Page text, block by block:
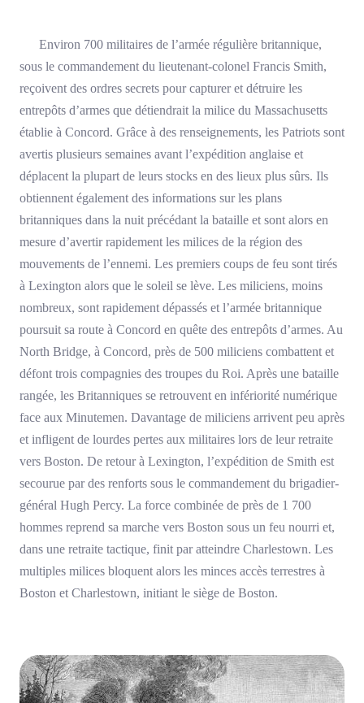
Environ 700 militaires de l’armée régulière britannique,
sous le commandement du lieutenant-colonel Francis Smith,
reçoivent des ordres secrets pour capturer et détruire les
entrepôts d’armes que détiendrait la milice du Massachusetts
établie à Concord. Grâce à des renseignements, les Patriots sont
avertis plusieurs semaines avant l’expédition anglaise et
déplacent la plupart de leurs stocks en des lieux plus sûrs. Ils
obtiennent également des informations sur les plans
britanniques dans la nuit précédant la bataille et sont alors en
mesure d’avertir rapidement les milices de la région des
mouvements de l’ennemi. Les premiers coups de feu sont tirés
à Lexington alors que le soleil se lève. Les miliciens, moins
nombreux, sont rapidement dépassés et l’armée britannique
poursuit sa route à Concord en quête des entrepôts d’armes. Au
North Bridge, à Concord, près de 500 miliciens combattent et
défont trois compagnies des troupes du Roi. Après une bataille
rangée, les Britanniques se retrouvent en infériorité numérique
face aux Minutemen. Davantage de miliciens arrivent peu après
et infligent de lourdes pertes aux militaires lors de leur retraite
vers Boston. De retour à Lexington, l’expédition de Smith est
secourue par des renforts sous le commandement du brigadier-
général Hugh Percy. La force combinée de près de 1 700
hommes reprend sa marche vers Boston sous un feu nourri et,
dans une retraite tactique, finit par atteindre Charlestown. Les
multiples milices bloquent alors les minces accès terrestres à
Boston et Charlestown, initiant le siège de Boston.